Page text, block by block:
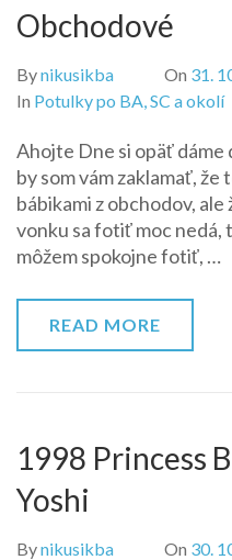
Obchodové
Bynikusikba On 31.
In Potulky po BA, SC a okolí
Ahojte Dne si opäť dáme
by som vám zaklamať,
bábikami z obchodov,
vonku sa fotiť moc nedá,
môžem spokojne fotiť, …
READ MORE
1998 Princess
Yoshi
Bynikusikba On 30.